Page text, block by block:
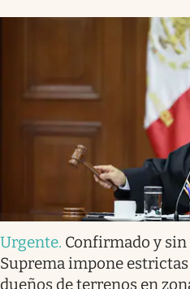
Urgente. Confirmado y
Suprema impone estrictas
dueños de terrenos en